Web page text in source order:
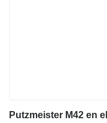
Putzmeister M42 en